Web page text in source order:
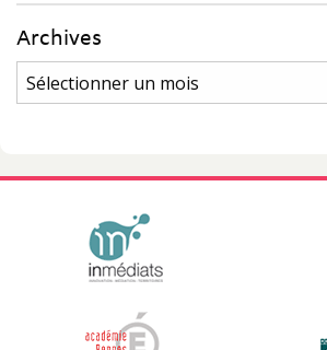
Archives
Archives